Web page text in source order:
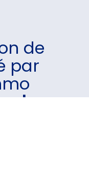
de
par
chaque